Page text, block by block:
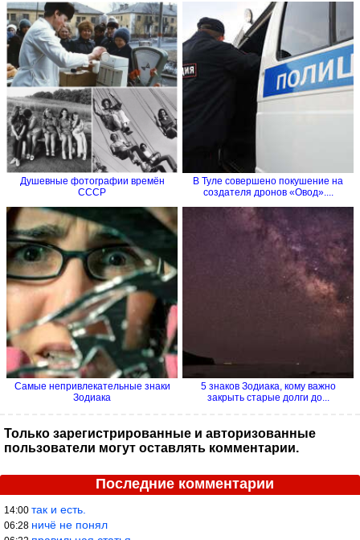
Душевные фотографии времён
СССР
В Туле совершено покушение на
создателя дронов «Овод»....
Самые непривлекательные знаки
Зодиака
5 знаков Зодиака, кому важно
закрыть старые долги до...
Только зарегистрированные и авторизованные
пользователи могут оставлять комментарии.
Последние комментарии
14:00 так и есть.
06:28 ничё не понял